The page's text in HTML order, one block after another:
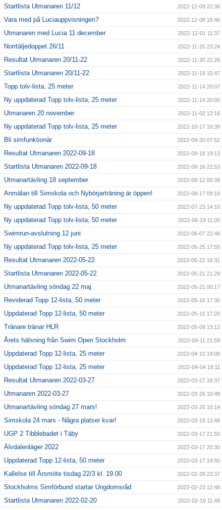
Startlista Utmanaren 11/12 2022-12-09 22:36
Vara med på Luciauppvisningen? 2022-12-08 18:46
Utmanaren med Lucia 11 december 2022-12-01 11:37
Norrtäljedoppet 26/11 2022-11-25 23:24
Resultat Utmanaren 20/11-22 2022-11-20 22:26
Startlista Utmanaren 20/11-22 2022-11-19 15:47
Topp tolv-lista, 25 meter 2022-11-14 20:07
Ny uppdaterad Topp tolv-lista, 25 meter 2022-11-14 20:00
Utmanaren 20 november 2022-11-02 12:16
Ny uppdaterad Topp tolv-lista, 25 meter 2022-10-17 19:39
Bli simfunktionär 2022-09-20 07:52
Resultat Utmanaren 2022-09-18 2022-09-18 19:13
Startlista Utmanaren 2022-09-18 2022-09-16 22:53
Utmanartävling 18 september 2022-09-12 00:39
Anmälan till Simskola och Nybörjarträning är öppen! 2022-08-17 09:19
Ny uppdaterad Topp tolv-lista, 50 meter 2022-07-23 14:10
Ny uppdaterad Topp tolv-lista, 50 meter 2022-06-19 11:00
Swimrun-avslutning 12 juni 2022-06-07 22:48
Ny uppdaterad Topp tolv-lista, 25 meter 2022-05-25 17:55
Resultat Utmanaren 2022-05-22 2022-05-22 18:31
Startlista Utmanaren 2022-05-22 2022-05-21 21:29
Utmanartävling söndag 22 maj 2022-05-21 00:17
Reviderad Topp 12-lista, 50 meter 2022-05-16 17:30
Uppdaterad Topp 12-lista, 50 meter 2022-05-15 17:20
Tränare tränar HLR 2022-05-08 13:12
Årets hälsning från Swim Open Stockholm 2022-04-11 21:59
Uppdaterad Topp 12-lista, 25 meter 2022-04-10 19:00
Uppdaterad Topp 12-lista, 25 meter 2022-04-04 18:11
Resultat Utmanaren 2022-03-27 2022-03-27 18:37
Utmanaren 2022-03-27 2022-03-26 10:48
Utmanartävling söndag 27 mars! 2022-03-20 10:14
Simskola 24 mars - Några platser kvar! 2022-03-19 13:48
UGP 2 Tibblebadet i Täby 2022-03-17 21:50
Älvdalenläger 2022 2022-03-17 20:30
Uppdaterad Topp 12-lista, 50 meter 2022-03-17 19:50
Kallelse till Årsmöte tisdag 22/3 kl. 19.00 2022-02-28 23:37
Stockholms Simförbund startar Ungdomsråd 2022-02-23 12:48
Startlista Utmanaren 2022-02-20 2022-02-19 11:49